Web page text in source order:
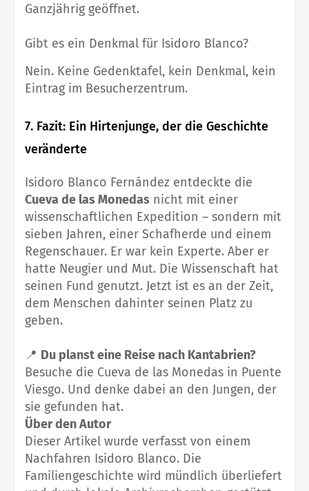
Ganzjährig geöffnet.
Gibt es ein Denkmal für Isidoro Blanco?
Nein. Keine Gedenktafel, kein Denkmal, kein
Eintrag im Besucherzentrum.
7. Fazit: Ein Hirtenjunge, der die Geschichte
veränderte
Isidoro Blanco Fernández entdeckte die
Cueva de las Monedas nicht mit einer
wissenschaftlichen Expedition – sondern mit
sieben Jahren, einer Schafherde und einem
Regenschauer. Er war kein Experte. Aber er
hatte Neugier und Mut. Die Wissenschaft hat
seinen Fund genutzt. Jetzt ist es an der Zeit,
dem Menschen dahinter seinen Platz zu
geben.
📍 Du planst eine Reise nach Kantabrien?
Besuche die Cueva de las Monedas in Puente
Viesgo. Und denke dabei an den Jungen, der
sie gefunden hat.
Über den Autor
Dieser Artikel wurde verfasst von einem
Nachfahren Isidoro Blanco. Die
Familiengeschichte wird mündlich überliefert